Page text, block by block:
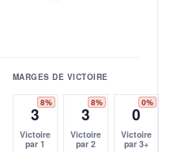
MARGES DE VICTOIRE
8%
3
Victoire
par 1
8%
3
Victoire
par 2
0%
0
Victoire
par 3+